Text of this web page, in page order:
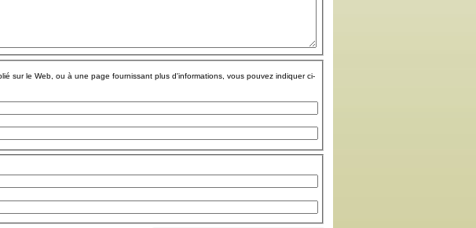
sur le Web, ou à une page fournissant plus d'informations, vous pouvez indiquer ci-